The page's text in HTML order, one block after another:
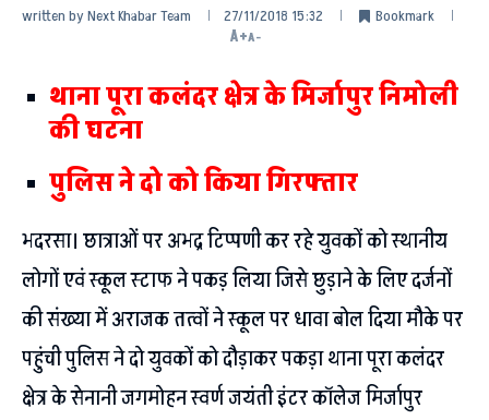
written byNext Khabar Team 27/11/2018 15:32
Bookmark
A+A-
थाना पूरा कलंदर क्षेत्र के मिर्जापुर निमोली
की घटना
पुलिस ने दो को किया गिरफ्तार
भदरसा। छात्राओं पर अभद्र टिप्पणी कर रहे युवकों को स्थानीय
लोगों एवं स्कूल स्टाफ ने पकड़ लिया जिसे छुड़ाने के लिए दर्जनों
की संख्या में अराजक तत्वों ने स्कूल पर धावा बोल दिया मौके पर
पहुंची पुलिस ने दो युवकों को दौड़ाकर पकड़ा थाना पूरा कलंदर
क्षेत्र के सेनानी जगमोहन स्वर्ण जयंती इंटर कॉलेज मिर्जापुर